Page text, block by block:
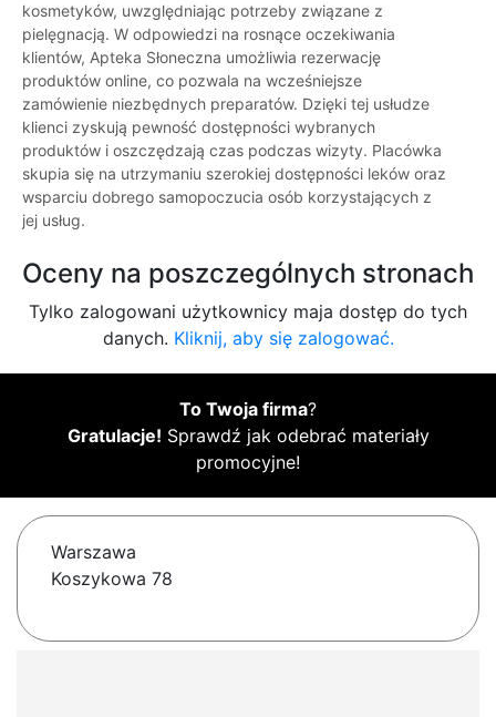
kosmetyków, uwzględniając potrzeby związane z
pielęgnacją. W odpowiedzi na rosnące oczekiwania
klientów, Apteka Słoneczna umożliwia rezerwację
produktów online, co pozwala na wcześniejsze
zamówienie niezbędnych preparatów. Dzięki tej usłudze
klienci zyskują pewność dostępności wybranych
produktów i oszczędzają czas podczas wizyty. Placówka
skupia się na utrzymaniu szerokiej dostępności leków oraz
wsparciu dobrego samopoczucia osób korzystających z
jej usług.
Oceny na poszczególnych stronach
Tylko zalogowani użytkownicy maja dostęp do tych
danych. Kliknij, aby się zalogować.
To Twoja firma?
Gratulacje! Sprawdź jak odebrać materiały
promocyjne!
Warszawa
Koszykowa 78